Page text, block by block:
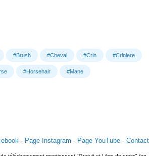
#Brush #Cheval #Crin #Criniere
#Horsehair #Mane
- Page Instagram - Page YouTube- Contact